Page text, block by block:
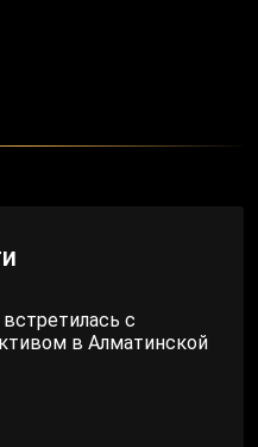
с
в Алматинской